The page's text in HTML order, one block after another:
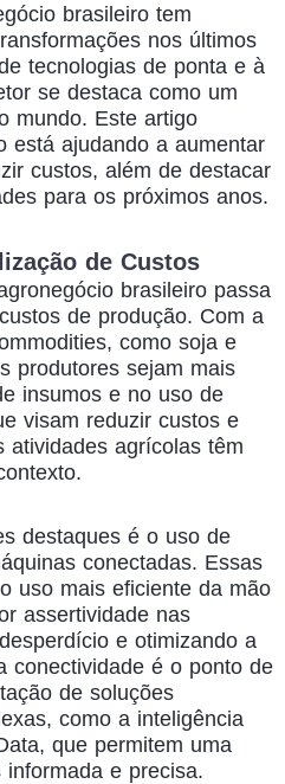
brasileiro tem
nos últimos
tecnologias de ponta e à
se destaca como um
mundo. Este artigo
está ajudando a aumentar
custos, além de destacar
para os próximos anos.
de Custos
brasileiro passa
de produção. Com a
como soja e
produtores sejam mais
insumos e no uso de
visam reduzir custos e
atividades agrícolas têm
destaques é o uso de
conectadas. Essas
uso mais eficiente da mão
assertividade nas
e otimizando a
conectividade é o ponto de
de soluções
como a inteligência
que permitem uma
e precisa.